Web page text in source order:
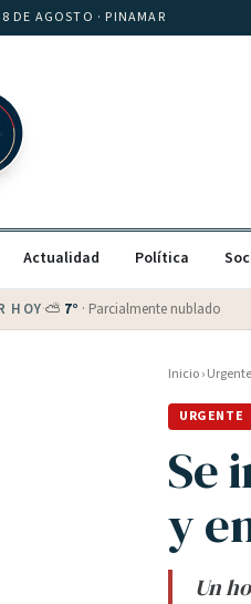
DE AGOSTO · PINAMAR
Actualidad Política
HOY·💵 Dólar blue$1525 · oficial $
Inicio›Urgente
URGENTE
Se
y
Un